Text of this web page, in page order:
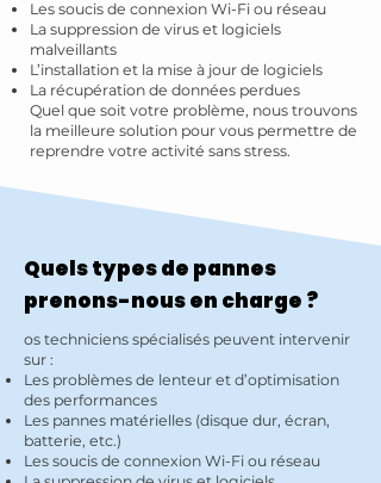
Les soucis de connexion Wi-Fi ou réseau
La suppression de virus et logiciels
malveillants
L’installation et la mise à jour de logiciels
La récupération de données perdues
Quel que soit votre problème, nous trouvons
la meilleure solution pour vous permettre de
reprendre votre activité sans stress.
Quels types de pannes
prenons-nous en charge ?
os techniciens spécialisés peuvent intervenir
sur :
Les problèmes de lenteur et d’optimisation
des performances
Les pannes matérielles (disque dur, écran,
batterie, etc.)
Les soucis de connexion Wi-Fi ou réseau